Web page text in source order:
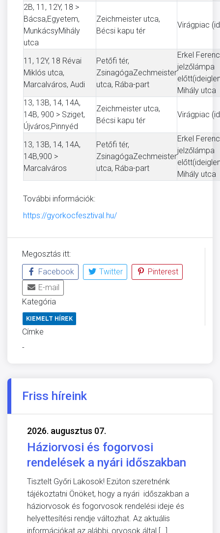
2B, 11, 12Y, 18 >
Bácsa,Egyetem,​
MunkácsyMihály
utca
Zeichmeister utca,
Bécsi kapu tér
Virágpiac
11, 12Y, 18 Révai
Miklós utca,
Marcalváros, Audi
Petőfi tér,
ZsinagógaZechmeister
utca, Rába-part
Erkel
jelzőlámpa
Mihály utca
13, 13B, 14, 14A,
14B, 900 > Sziget,
Újváros,Pinnyéd
Zeichmeister utca,
Bécsi kapu tér
Virágpiac
13, 13B, 14, 14A,
14B,900 >
Marcalváros
Petőfi tér,
ZsinagógaZechmeister
utca, Rába-part
Erkel
jelzőlámpa
Mihály utca
További információk:
https://gyorkocfesztival.hu/
Megosztás itt:
Facebook
Twitter
Pinterest
E-mail
Kategória
KIEMELT HÍREK
Címke
-
Friss híreink
2026. augusztus 07.
Háziorvosi és fogorvosi
rendelések a nyári időszakban
Tisztelt Győri Lakosok! Ezúton szeretnénk
tájékoztatni Önöket, hogy a nyári időszakban a
háziorvosok és fogorvosok rendelési ideje és
helyettesítési rendje változhat. Az aktuális
információkat az alábbi, orvosok által […]